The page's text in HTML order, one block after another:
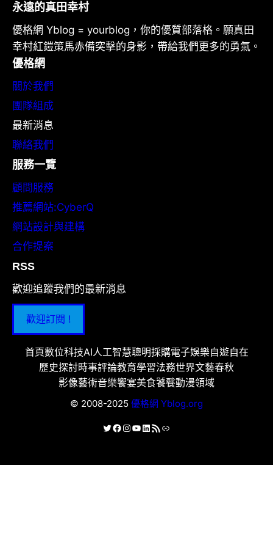
永遠的真田幸村
優格網 Yblog = yourblog，你的優質部落格。願真田
幸村紅鎧策馬赤備突擊的身影，帶給我們更多的勇氣。
優格網
關於我們
團隊組成
最新消息
聯絡我們
服務一覽
顧問服務
推薦網站:CyberQ
網站設計與建構
合作提案
RSS
歡迎追蹤我們的最新消息
歡迎訂閱 !
首頁數位科技AI人工智慧聰明採購電子娛樂自遊自在
歷史探討時事評論教育學習法務世界文藝春秋
影像藝術音樂饗宴美食饕餮動漫領域
© 2008-2025 優格網 Yblog.org
X Facebook
Instagram
YouTube
LinkedIn
RSS 資訊提供連結